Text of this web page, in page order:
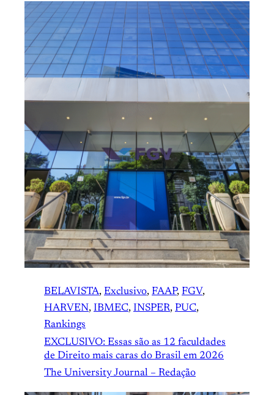
BELAVISTA, Exclusivo, FAAP, FGV
HARVEN, IBMEC, INSPER, PUC
Rankings
EXCLUSIVO: Essas são as 12 faculdades
de Direito mais caras do Brasil em 2026
The University Journal – Redação